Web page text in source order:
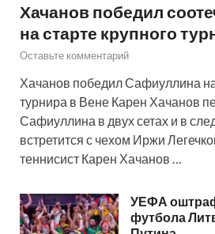
Хачанов победил
на старте крупного
Оставьте комментарий
Хачанов победил Сафиуллина на
турнира в Вене Карен Хачанов
Сафиуллина в двух сетах и в
встретится с чехом Иржи
теннисист Карен Хачанов …
УЕФА
футбола